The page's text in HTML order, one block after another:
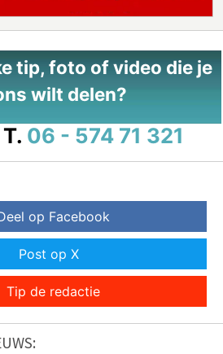
tip, foto of video die je
wilt delen?
T. 06 - 574 71 321
op Facebook
Post op X
Tip de redactie